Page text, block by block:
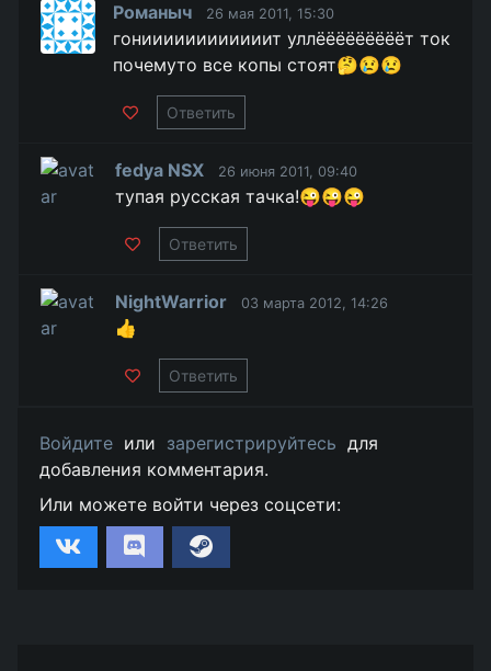
Романыч 26 мая 2011, 15:30
гониииииииииииит уллёёёёёёёёёт ток
почемуто все копы стоят🤔😢😢
Ответить
fedya NSX 26 июня 2011, 09:40
тупая русская тачка!😜😜😜
Ответить
NightWarrior 03 марта 2012, 14:26
👍
Ответить
Войдите или зарегистрируйтесь для
добавления комментария.
Или можете войти через соцсети: